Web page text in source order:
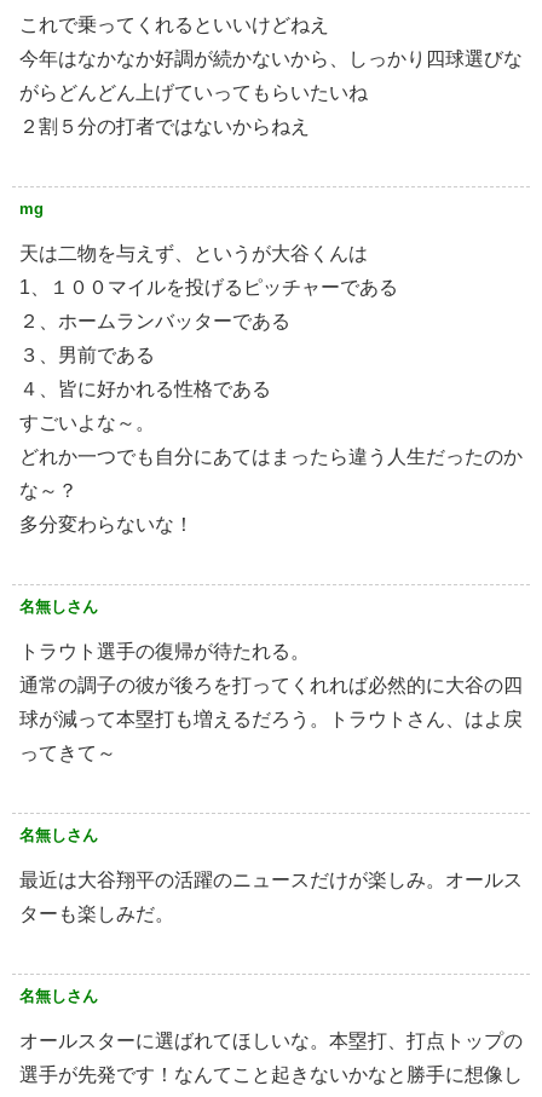
これで乗ってくれるといいけどねえ
今年はなかなか好調が続かないから、しっかり四球選びな
がらどんどん上げていってもらいたいね
２割５分の打者ではないからねえ
mg
天は二物を与えず、というが大谷くんは
1、１００マイルを投げるピッチャーである
２、ホームランバッターである
３、男前である
４、皆に好かれる性格である
すごいよな～。
どれか一つでも自分にあてはまったら違う人生だったのか
な～？
多分変わらないな！
名無しさん
トラウト選手の復帰が待たれる。
通常の調子の彼が後ろを打ってくれれば必然的に大谷の四
球が減って本塁打も増えるだろう。トラウトさん、はよ戻
ってきて～
名無しさん
最近は大谷翔平の活躍のニュースだけが楽しみ。オールス
ターも楽しみだ。
名無しさん
オールスターに選ばれてほしいな。本塁打、打点トップの
選手が先発です！なんてこと起きないかなと勝手に想像し